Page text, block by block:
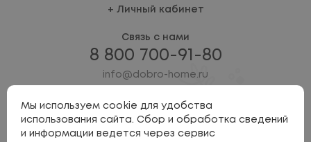
Личный кабинет
Связь с нами
8 800 700-91-80
info@dobro-home.ru
Мы используем cookie для удобства
использования сайта. Сбор и обработка сведений
и информации ведется через сервис